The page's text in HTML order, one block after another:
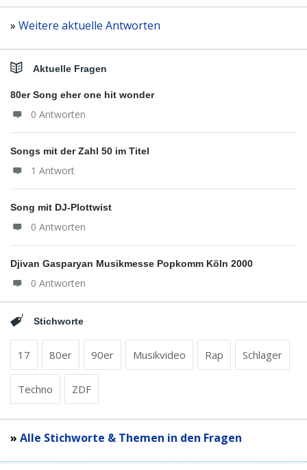
» Weitere aktuelle Antworten
Aktuelle Fragen
80er Song eher one hit wonder
0 Antworten
Songs mit der Zahl 50 im Titel
1 Antwort
Song mit DJ-Plottwist
0 Antworten
Djivan Gasparyan Musikmesse Popkomm Köln 2000
0 Antworten
Stichworte
17 80er 90er Musikvideo Rap Schlager
Techno ZDF
» Alle Stichworte & Themen in den Fragen